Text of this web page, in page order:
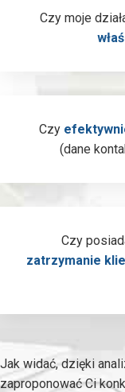
Czy moje
Czy
(dane
Czy
zatrzymanie
Jak widać, dzięki
zaproponować Ci